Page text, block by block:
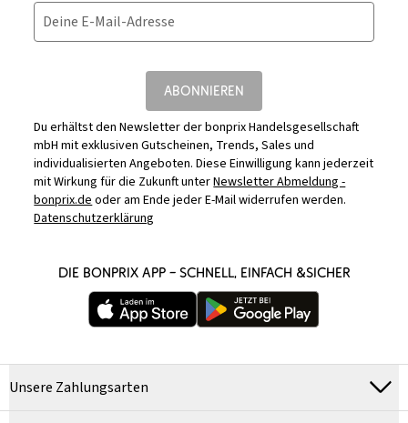
Deine E-Mail-Adresse
ABONNIEREN
Du erhältst den Newsletter der bonprix Handelsgesellschaft
mbH mit exklusiven Gutscheinen, Trends, Sales und
individualisierten Angeboten. Diese Einwilligung kann jederzeit
mit Wirkung für die Zukunft unterNewsletter Abmeldung -
bonprix.deoder am Ende jeder E-Mail widerrufen werden.
Datenschutzerklärung
DIE BONPRIX APP – SCHNELL, EINFACH &SICHER
Unsere Zahlungsarten